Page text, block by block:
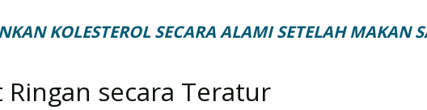
KOLESTEROL SECARA ALAMI SETELAH MAKAN
secara Teratur